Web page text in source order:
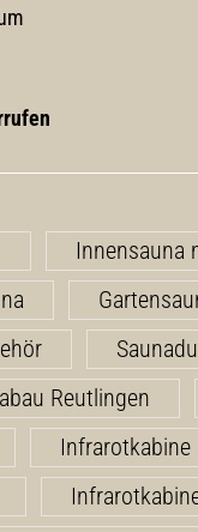
Innensauna
Reutlingen